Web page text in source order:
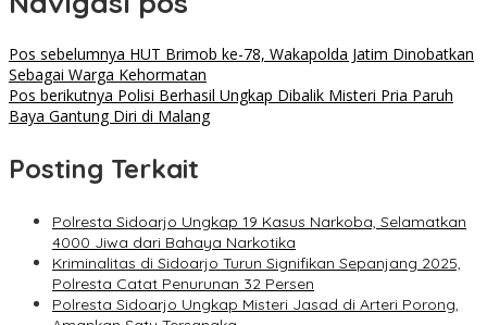
Pos sebelumnya HUT Brimob ke-78, Wakapolda Jatim Dinobatkan
Sebagai Warga Kehormatan
Pos berikutnya Polisi Berhasil Ungkap Dibalik Misteri Pria Paruh
Baya Gantung Diri di Malang
Posting Terkait
Polresta Sidoarjo Ungkap 19 Kasus Narkoba, Selamatkan
4000 Jiwa dari Bahaya Narkotika
Kriminalitas di Sidoarjo Turun Signifikan Sepanjang 2025,
Polresta Catat Penurunan 32 Persen
Polresta Sidoarjo Ungkap Misteri Jasad di Arteri Porong,